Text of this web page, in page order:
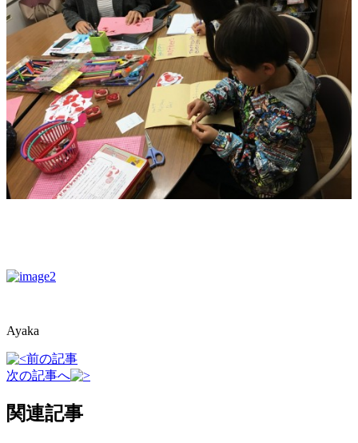
Ayaka
前の記事
次の記事へ
関連記事